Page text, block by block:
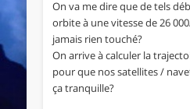
On va me dire que de tels
orbite à une vitesse de 26
jamais rien touché?
On arrive à calculer la
pour que nos satellites /
ça tranquille?